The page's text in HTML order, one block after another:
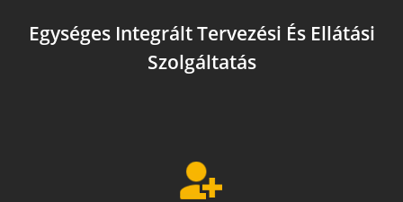
Egységes Integrált Tervezési És Ellátási
Szolgáltatás